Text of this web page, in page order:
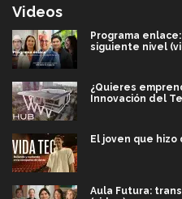
Videos
Programa
siguiente nivel
¿Quieres
Innovación del
El joven que
Aula Futura: